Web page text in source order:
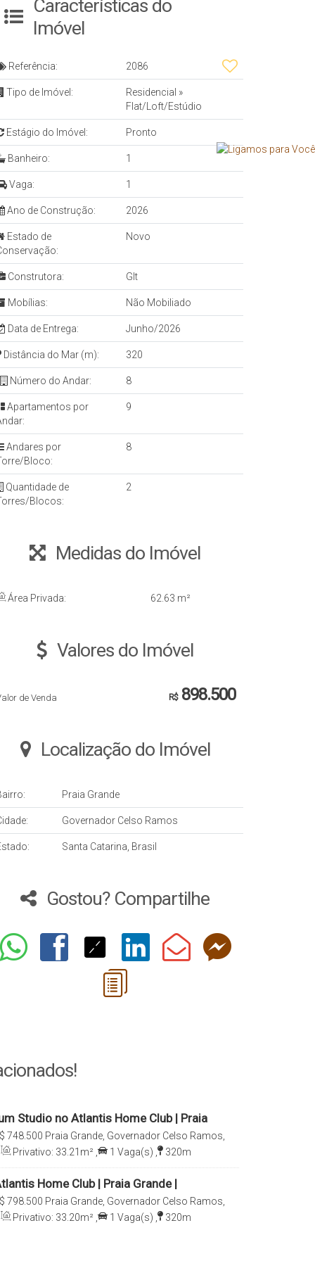
Características do
Imóvel
Referência: 2086
Tipo de Imóvel: Residencial »
Flat/Loft/Estúdio
Estágio do Imóvel: Pronto
Banheiro: 1
Vaga: 1
Ano de Construção: 2026
Estado de
Novo
Construtora: Glt
Mobílias: Não Mobiliado
Data de Entrega: Junho/2026
Distância do Mar (m): 320
Número do Andar: 8
Apartamentos por
9
Andares por
Bloco:
8
Quantidade de
Blocos:
2
Medidas do Imóvel
Área Privada: 62 .63 m²
Valores do Imóvel
R$898.500
de Venda
Localização do Imóvel
Praia Grande
Governador Celso Ramos
Santa Catarina, Brasil
Gostou? Compartilhe
Studio no Atlantis Home Club | Praia
Celso Ramos
748.500 Praia Grande, Governador Celso Ramos,
Privativo: 33 .21 m² 1 Vaga(s) 320m
Home Club | Praia Grande |
Ramos
798.500 Praia Grande, Governador Celso Ramos,
Privativo: 33 .20m² 1 Vaga(s) 320m